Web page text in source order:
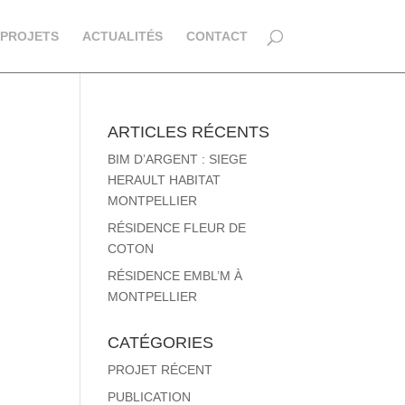
PROJETS ACTUALITÉS CONTACT
ARTICLES RÉCENTS
BIM D’ARGENT : SIEGE
HERAULT HABITAT
MONTPELLIER
RÉSIDENCE FLEUR DE
COTON
RÉSIDENCE EMBL’M À
MONTPELLIER
CATÉGORIES
PROJET RÉCENT
PUBLICATION